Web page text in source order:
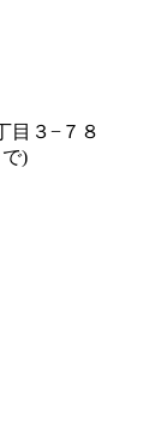
目３−７８
)